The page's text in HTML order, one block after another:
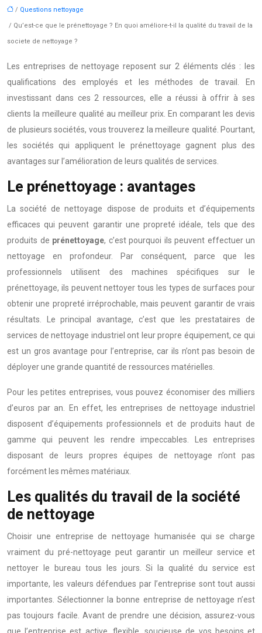
/ Questions nettoyage
/ Qu’est-ce que le prénettoyage ? En quoi améliore-t-il la qualité du travail de la
societe de nettoyage ?
Les entreprises de nettoyage reposent sur 2 éléments clés : les
qualifications des employés et les méthodes de travail. En
investissant dans ces 2 ressources, elle a réussi à offrir à ses
clients la meilleure qualité au meilleur prix. En comparant les devis
de plusieurs sociétés, vous trouverez la meilleure qualité. Pourtant,
les sociétés qui appliquent le prénettoyage gagnent plus des
avantages sur l’amélioration de leurs qualités de services.
Le prénettoyage : avantages
La société de nettoyage dispose de produits et d’équipements
efficaces qui peuvent garantir une propreté idéale, tels que des
produits de prénettoyage, c’est pourquoi ils peuvent effectuer un
nettoyage en profondeur. Par conséquent, parce que les
professionnels utilisent des machines spécifiques sur le
prénettoyage, ils peuvent nettoyer tous les types de surfaces pour
obtenir une propreté irréprochable, mais peuvent garantir de vrais
résultats. Le principal avantage, c’est que les prestataires de
services de nettoyage industriel ont leur propre équipement, ce qui
est un gros avantage pour l’entreprise, car ils n’ont pas besoin de
déployer une grande quantité de ressources matérielles.
Pour les petites entreprises, vous pouvez économiser des milliers
d’euros par an. En effet, les entreprises de nettoyage industriel
disposent d’équipements professionnels et de produits haut de
gamme qui peuvent les rendre impeccables. Les entreprises
disposant de leurs propres équipes de nettoyage n’ont pas
forcément les mêmes matériaux.
Les qualités du travail de la société
de nettoyage
Choisir une entreprise de nettoyage humanisée qui se charge
vraiment du pré-nettoyage peut garantir un meilleur service et
nettoyer le bureau tous les jours. Si la qualité du service est
importante, les valeurs défendues par l’entreprise sont tout aussi
importantes. Sélectionner la bonne entreprise de nettoyage n’est
pas toujours facile. Avant de prendre une décision, assurez-vous